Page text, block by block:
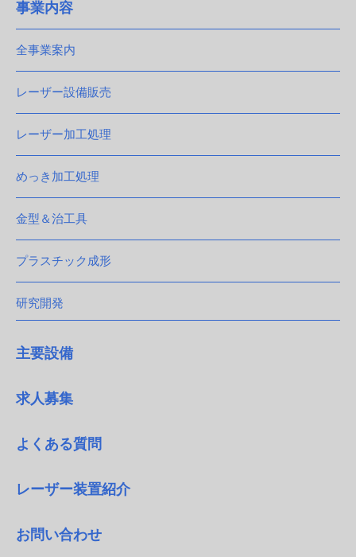
事業内容
全事業案内
レーザー設備販売
レーザー加工処理
めっき加工処理
金型＆治工具
プラスチック成形
研究開発
主要設備
求人募集
よくある質問
レーザー装置紹介
お問い合わせ